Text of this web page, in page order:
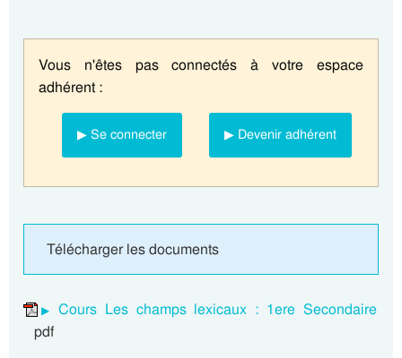
Vous n'êtes pas connectés à votre espace
adhérent :
▶ Se connecter ▶ Devenir adhérent
Télécharger les documents
Cours Les champs lexicaux : 1ere Secondaire
pdf